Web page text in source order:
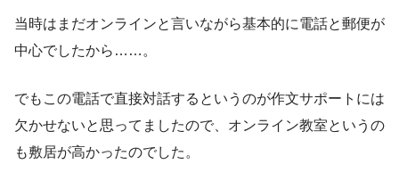
当時はまだオンラインと言いながら基本的に電話と郵便が
中心でしたから……。
でもこの電話で直接対話するというのが作文サポートには
欠かせないと思ってましたので、オンライン教室というの
も敷居が高かったのでした。